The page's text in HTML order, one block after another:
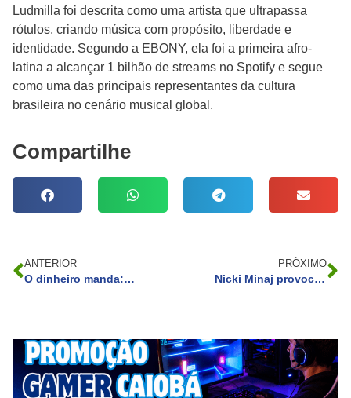
Ludmilla foi descrita como uma artista que ultrapassa
rótulos, criando música com propósito, liberdade e
identidade. Segundo a EBONY, ela foi a primeira afro-
latina a alcançar 1 bilhão de streams no Spotify e segue
como uma das principais representantes da cultura
brasileira no cenário musical global.
Compartilhe
ANTERIOR
O dinheiro manda: Elton John recusou convite para casamento de Jeff Bezos por cachê de US$ 6 milhões
PRÓXIMO
Nicki Minaj provoca Megan Thee Stallion em meio a processo judicial e reacende rivalidade